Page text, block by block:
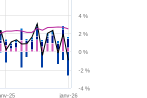
25 janv-26
-4 %
-2 %
0 %
2 %
4 %